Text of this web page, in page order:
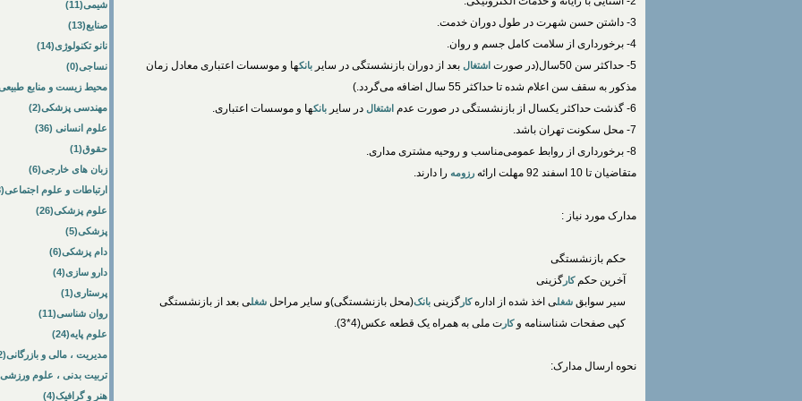
3- داشتن حسن شهرت در طول دوران خدمت.
4- برخورداری از سلامت کامل جسم و روان.
5- حداکثر سن 50سال(در صورت
اشتغال بعد از دوران بازنشستگی در سایر بانکها و موسسات اعتباری معادل زمان
مذکور به سقف سن اعلام شده تا حداکثر 55 سال اضافه می‌گردد.)
6- گذشت حداکثر یکسال از بازنشستگی در صورت عدم
اشتغال در سایر بانکها و موسسات اعتباری.
7- محل سکونت تهران باشد.
8- برخورداری از روابط عمومی‌مناسب و روحیه مشتری مداری.
متقاضیان تا 10 اسفند 92 مهلت ارائه
رزومه را دارند.
مدارک مورد نیاز :
حکم بازنشستگی
آخرین حکم کار گزینی
سیر سوابق شغلی اخذ شده از ادارهکار گزینی بانک(محل بازنشستگی)و سایر مراحل شغلی بعد از بازنشستگی
کپی صفحات شناسنامه و کار ت ملی به همراه یک قطعه عکس(4*3).
نحوه ارسال مدارک:
شیمی(11)
صنایع(13)
نانو تکنولوژی(14)
نساجی(0)
محیط زیست و منابع
مهندسی پزشکی(2)
علوم انسانی (36)
حقوق(1)
زبان های خارجی(6)
ارتباطات و علوم اجتماعی(8)
علوم پزشکی(26)
پزشکی(5)
دام پزشکی(6)
دارو سازی(4)
پرستاری(1)
روان شناسی(11)
علوم پایه(24)
مدیریت ، مالی و بازرگانی(52)
تربیت بدنی ، علوم
هنر و گرافیک(4)